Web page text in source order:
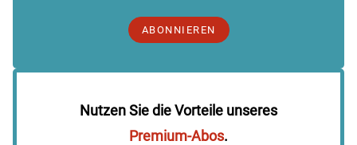
ABONNIEREN
Nutzen Sie die Vorteile unseres
Premium-Abos.